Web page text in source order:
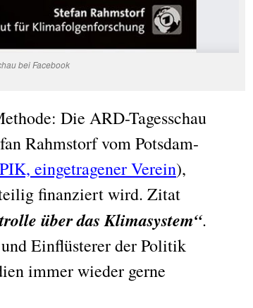
bei Facebook
Die ARD-Tagesschau
Rahmstorf vom Potsdam-
PIK, eingetragener Verein),
finanziert wird. Zitat
über das Klimasystem“.
Einflüsterer der Politik
immer wieder gerne